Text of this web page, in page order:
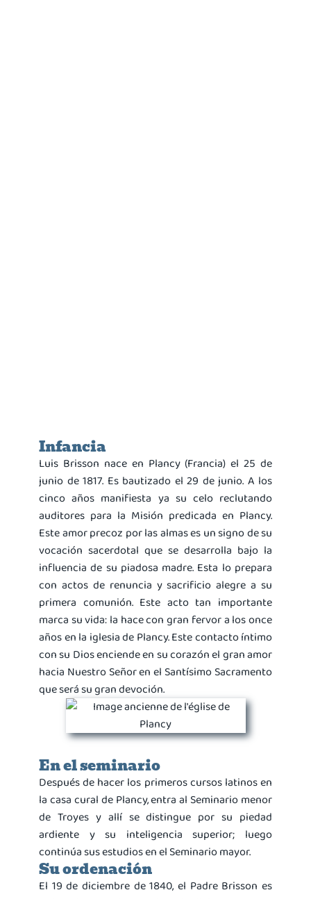
Infancia
Luis Brisson nace en Plancy (Francia) el 25 de
junio de 1817. Es bautizado el 29 de junio. A los
cinco años manifiesta ya su celo reclutando
auditores para la Misión predicada en Plancy.
Este amor precoz por las almas es un signo de su
vocación sacerdotal que se desarrolla bajo la
influencia de su piadosa madre. Esta lo prepara
con actos de renuncia y sacrificio alegre a su
primera comunión. Este acto tan importante
marca su vida: la hace con gran fervor a los once
años en la iglesia de Plancy. Este contacto íntimo
con su Dios enciende en su corazón el gran amor
hacia Nuestro Señor en el Santísimo Sacramento
que será su gran devoción.
En el seminario
Después de hacer los primeros cursos latinos en
la casa cural de Plancy, entra al Seminario menor
de Troyes y allí se distingue por su piedad
ardiente y su inteligencia superior; luego
continúa sus estudios en el Seminario mayor.
Su ordenación
El 19 de diciembre de 1840, el Padre Brisson es